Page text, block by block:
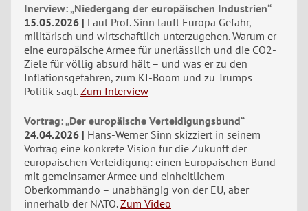
Inerview: „Niedergang der europäischen Industrien“
15.05.2026
Laut Prof. Sinn läuft Europa Gefahr,
militärisch und wirtschaftlich unterzugehen. Warum er
eine europäische Armee für unerlässlich und die CO2-
Ziele für völlig absurd hält – und was er zu den
Inflationsgefahren, zum KI-Boom und zu Trumps
Politik sagt. Zum Interview
Vortrag: „Der europäische Verteidigungsbund“
24.04.2026
Hans-Werner Sinn skizziert in seinem
Vortrag eine konkrete Vision für die Zukunft der
europäischen Verteidigung: einen Europäischen Bund
mit gemeinsamer Armee und einheitlichem
Oberkommando – unabhängig von der EU, aber
innerhalb der NATO. Zum Video